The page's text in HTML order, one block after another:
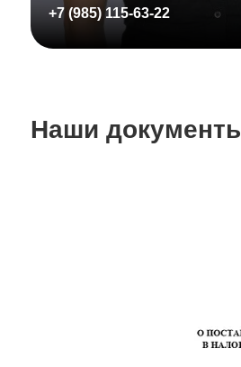
+7 (985) 115-63-22
Наши